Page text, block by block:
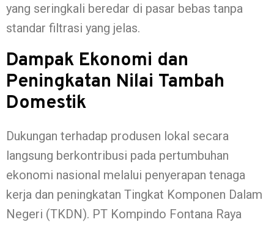
yang seringkali beredar di pasar bebas tanpa
standar filtrasi yang jelas.
Dampak Ekonomi dan
Peningkatan Nilai Tambah
Domestik
Dukungan terhadap produsen lokal secara
langsung berkontribusi pada pertumbuhan
ekonomi nasional melalui penyerapan tenaga
kerja dan peningkatan Tingkat Komponen Dalam
Negeri (TKDN). PT Kompindo Fontana Raya